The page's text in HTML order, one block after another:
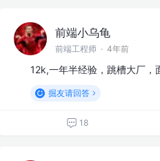
前端小乌龟
前端工程师 · 4年前
12k,一年半经验，跳槽大厂
掘友请回答
18